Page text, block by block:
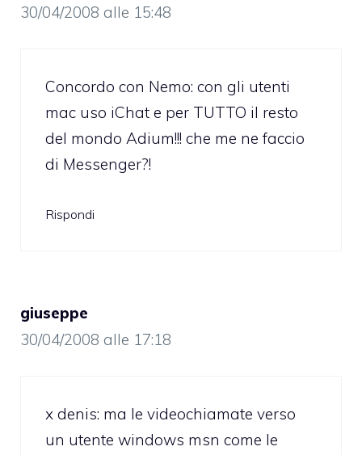
30/04/2008 alle 15:48
Concordo con Nemo: con gli utenti
mac uso iChat e per TUTTO il resto
del mondo Adium!!! che me ne faccio
di Messenger?!
Rispondi
giuseppe
30/04/2008 alle 17:18
x denis: ma le videochiamate verso
un utente windows msn come le